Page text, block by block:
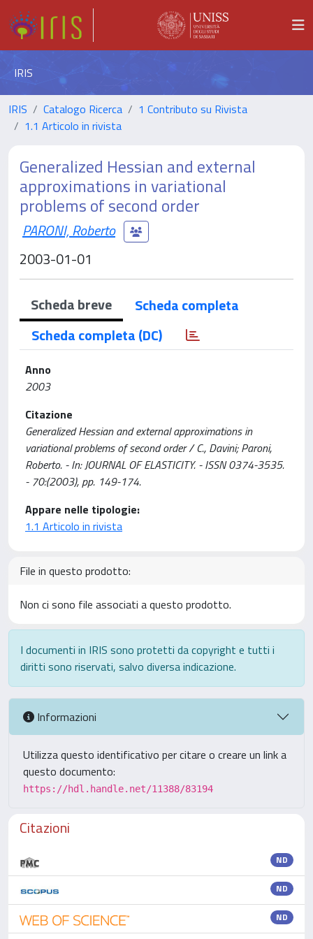
IRIS
IRIS Catalogo Ricerca
1 Contributo su Rivista
1.1 Articolo in rivista
Generalized Hessian and external
approximations in variational
problems of second order
PARONI, Roberto
2003-01-01
Scheda breve
Scheda completa
Scheda completa (DC)
Anno
2003
Citazione
Generalized Hessian and external approximations in
variational problems of second order / C., Davini; Paroni,
Roberto. - In: JOURNAL OF ELASTICITY. - ISSN 0374-3535.
- 70:(2003), pp. 149-174.
Appare nelle tipologie:
1.1 Articolo in rivista
File in questo prodotto:
Non ci sono file associati a questo prodotto.
I documenti in IRIS sono protetti da copyright e tutti i
diritti sono riservati, salvo diversa indicazione.
Informazioni
Utilizza questo identificativo per citare o creare un link a
questo documento:
https://hdl.handle.net/11388/83194
Citazioni
ND
ND
ND